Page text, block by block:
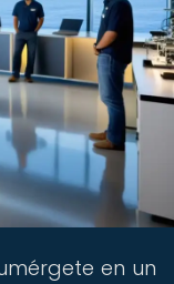
en un